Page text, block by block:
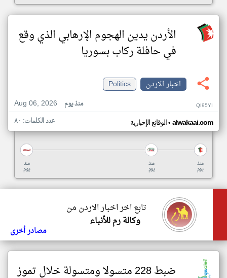
الأردن يدين الهجوم الإرهابي الذي وقع
في حافلة ركاب بسوريا
اخبار الاردن
Politics
Aug 06, 2026
منذ يوم QI95YI
الوقائع الإخبارية• alwakaai.com عدد الكلمات: ٨٠
منذ
يوم
منذ
يوم
منذ
يوم
تابع اخر اخبار الاردن من
وكالة رم للأنباء
مصادر أخرى
ضبط 228 متسولا ومتسولة خلال تموز